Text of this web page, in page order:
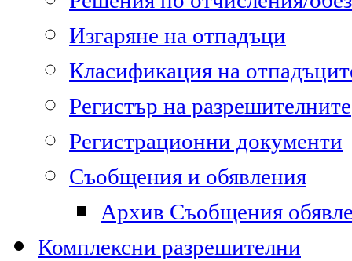
Изгаряне на отпадъци
Класификация на
Регистър на разрешителните
Регистрационни документи
Съобщения и обявления
Архив Съобщения
Комплексни разрешителни